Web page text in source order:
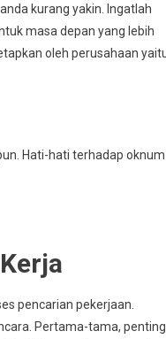
kurang yakin. Ingatlah
masa depan yang lebih
oleh perusahaan
Hati-hati terhadap oknum
pencarian pekerjaan.
Pertama-tama, penting